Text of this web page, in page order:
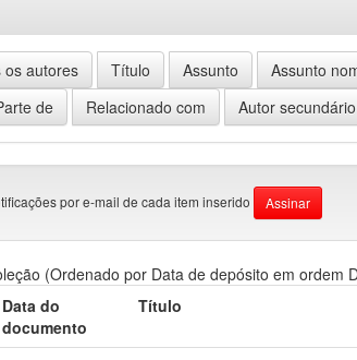
por e-mail de cada item inserido
(Ordenado por Data de depósito em ordem
Data do
documento
Título